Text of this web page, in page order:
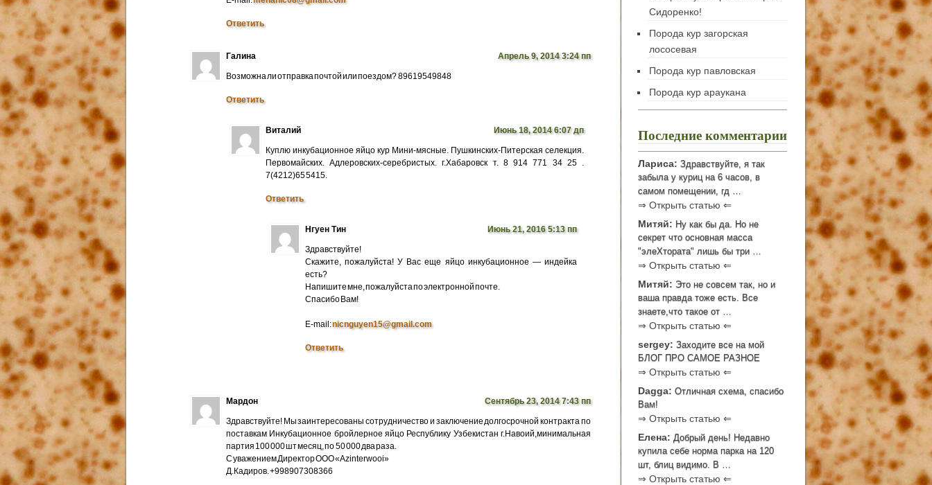
Ответить
Галина Апрель 9, 2014 3:24 пп
Возможна ли отправка почтой или поездом? 89619549848
Ответить
Виталий Июнь 18, 2014 6:07 дп
Куплю инкубационное яйцо кур Мини-мясные. Пушкинских-Питерская селекция.
Первомайских. Адлеровских-серебристых. г.Хабаровск т. 8 914 771 34 25 .
7(4212)65 5415.
Ответить
Нгуен Тин Июнь 21, 2016 5:13 пп
Здравствуйте!
Скажите, пожалуйста! У Вас еще яйцо инкубационное — индейка
есть?
Напишите мне, пожалуйста по электронной почте.
Cпасибо Вам!
E-mail:nicnguyen15@gmail.com
Ответить
Мардон Сентябрь 23, 2014 7:43 пп
Здравствуйте! Мы заинтересованы сотрудничество и заключение долгосрочной контракта по
поставкам Инкубационное бройлерное яйцо Республику Узбекистан г.Навоий,минимальная
партия 100 000 шт месяц, по 50 000 два раза.
С уважением Директор ООО «Azinterwooi»
Д.Кадиров. +998907308366
Сидоренко!
Порода кур загорская
лососевая
Порода кур павловская
Порода кур араукана
Последние комментарии
Лариса: Здравствуйте, я так
забыла у куриц на 6 часов, в
самом помещении, гд …
⇒ Открыть статью ⇐
Митяй: Ну как бы да. Но не
секрет что основная масса
"элеХтората" лишь бы три …
⇒ Открыть статью ⇐
Митяй: Это не совсем так, но и
ваша правда тоже есть. Все
знаете,что такое от …
⇒ Открыть статью ⇐
sergey: Заходите все на мой
БЛОГ ПРО САМОЕ РАЗНОЕ
⇒ Открыть статью ⇐
Dagga: Отличная схема, спасибо
Вам!
⇒ Открыть статью ⇐
Елена: Добрый день! Недавно
купила себе норма парка на 120
шт, блиц видимо. В …
⇒ Открыть статью ⇐